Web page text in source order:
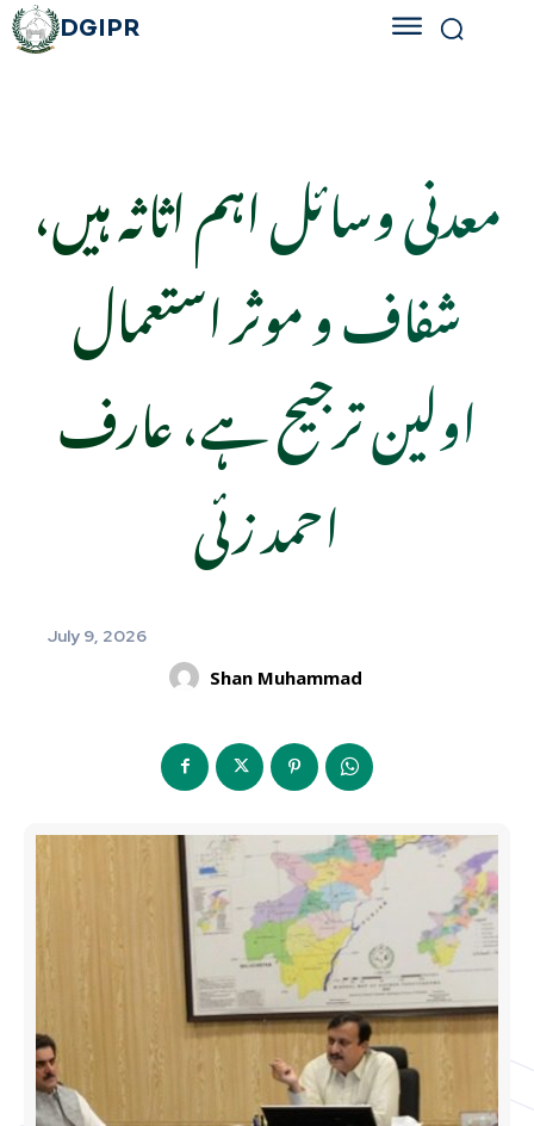
DGIPR
معدنی وسائل اہم اثاثہ ہیں،
شفاف و موثر استعمال
اولین ترجیح ہے، عارف
احمد زئی
July 9, 2026
Shan Muhammad